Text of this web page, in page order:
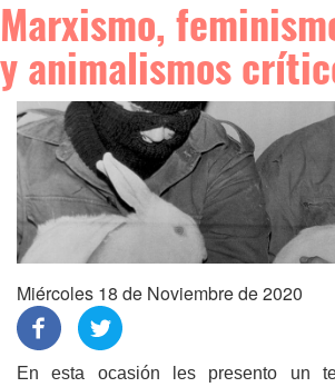
Marxismo,
y animalismos
Miércoles 18 de Noviembre de 2020
En esta ocasión les presento un